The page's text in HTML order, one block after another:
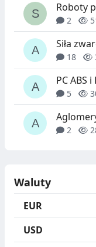
Roboty
2
Siła
18
PC ABS i
5
2
Waluty
EUR
USD